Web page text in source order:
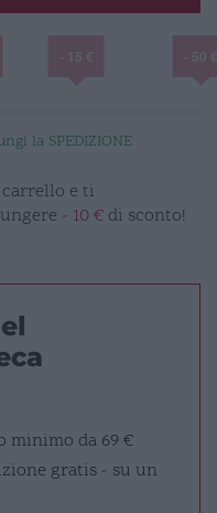
la SPEDIZIONE
e ti
- 10 € di sconto!
minimo da 69 €
gratis - su un